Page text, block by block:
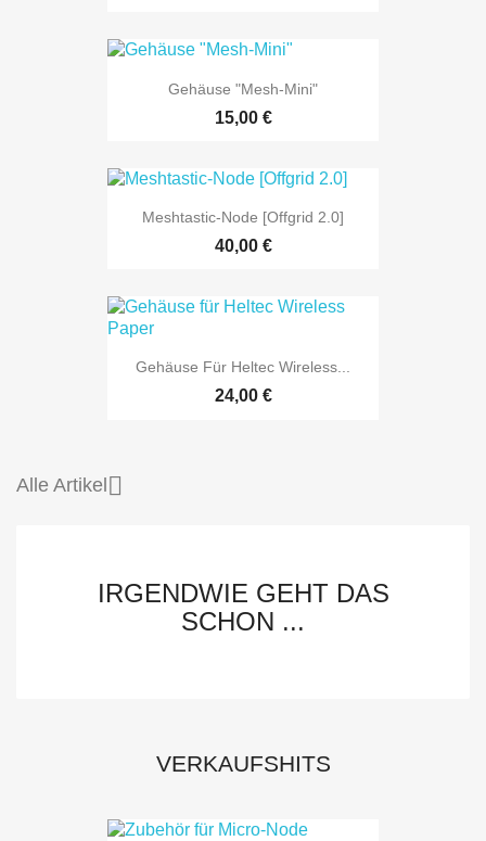
Gehäuse "Mesh-Mini"
15,00 €
Meshtastic-Node [Offgrid 2.0]
40,00 €
Gehäuse Für Heltec Wireless...
24,00 €
Alle Artikel
IRGENDWIE GEHT DAS
SCHON ...
VERKAUFSHITS